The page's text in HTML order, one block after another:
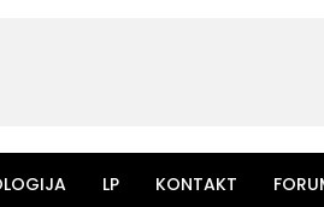
LP KONTAKT